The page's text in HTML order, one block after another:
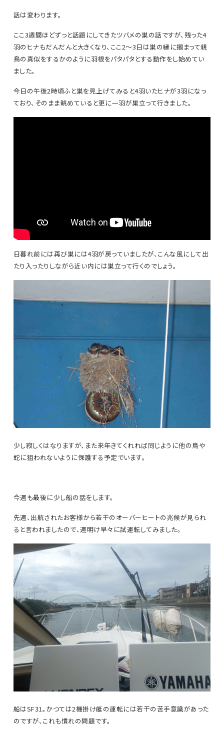
話は変わります。
ここ3週間ほどずっと話題にしてきたツバメの巣の話ですが、残った4
羽のヒナもだんだんと大きくなり、ここ2～3日は巣の縁に摑まって親
鳥の真似をするかのように羽根をパタパタとする動作をし始めてい
ました。
今日の午後2時頃ふと巣を見上げてみると4羽いたヒナが3羽になっ
ており、そのまま眺めていると更に一羽が巣立って行きました。
日暮れ前には再び巣には4羽が戻っていましたが、こんな風にして出
たり入ったりしながら近い内には巣立って行くのでしょう。
少し寂しくはなりますが、また来年きてくれれば同じように他の鳥や
蛇に狙われないように保護する予定でいます。
今週も最後に少し船の話をします。
先週、出航されたお客様から若干のオーバーヒートの兆候が見られ
ると言われましたので、週明け早々に試運転してみました。
船はSF31。かつては2機掛け艇の運転には若干の苦手意識があった
のですが、これも慣れの問題です。